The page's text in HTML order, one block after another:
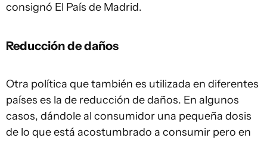
consignó El País de Madrid.
Reducción de daños
Otra política que también es utilizada en diferentes
países es la de reducción de daños. En algunos
casos, dándole al consumidor una pequeña dosis
de lo que está acostumbrado a consumir pero en